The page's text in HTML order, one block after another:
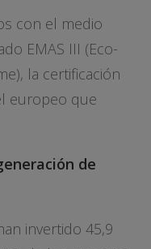
con el medio
EMAS III (Eco-
la certificación
europeo que
de
invertido 45,9